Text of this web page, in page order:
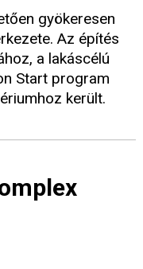
gyökeresen
Az építés
a lakáscélú
Start program
került.